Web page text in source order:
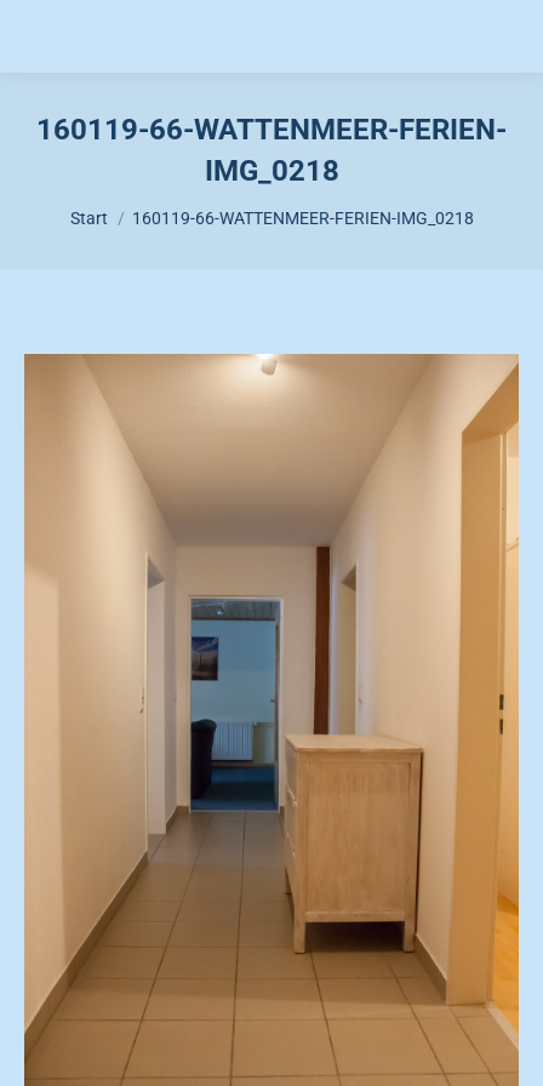
160119-66-WATTENMEER-FERIEN-
IMG_0218
Sie befinden sich hier:
Start 160119-66-WATTENMEER-FERIEN-IMG_0218